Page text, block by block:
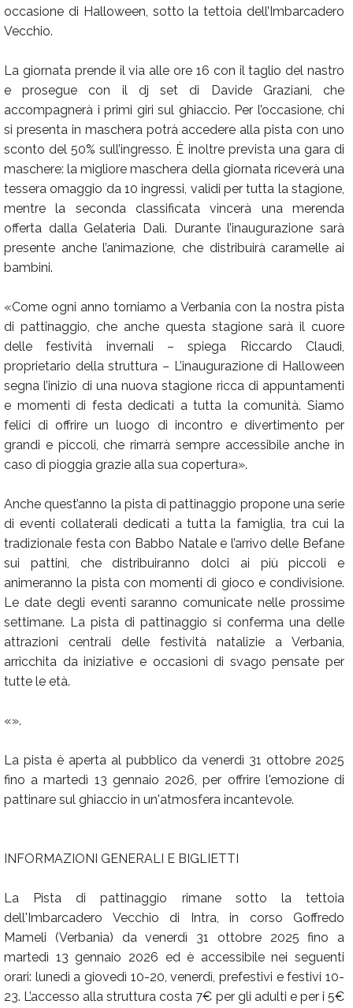
occasione di Halloween, sotto la tettoia dell’Imbarcadero
Vecchio.
La giornata prende il via alle ore 16 con il taglio del nastro
e prosegue con il dj set di Davide Graziani, che
accompagnerà i primi giri sul ghiaccio. Per l’occasione, chi
si presenta in maschera potrà accedere alla pista con uno
sconto del 50% sull’ingresso. È inoltre prevista una gara di
maschere: la migliore maschera della giornata riceverà una
tessera omaggio da 10 ingressi, validi per tutta la stagione,
mentre la seconda classificata vincerà una merenda
offerta dalla Gelateria Dalì. Durante l’inaugurazione sarà
presente anche l’animazione, che distribuirà caramelle ai
bambini.
«Come ogni anno torniamo a Verbania con la nostra pista
di pattinaggio, che anche questa stagione sarà il cuore
delle festività invernali – spiega Riccardo Claudi,
proprietario della struttura – L’inaugurazione di Halloween
segna l’inizio di una nuova stagione ricca di appuntamenti
e momenti di festa dedicati a tutta la comunità. Siamo
felici di offrire un luogo di incontro e divertimento per
grandi e piccoli, che rimarrà sempre accessibile anche in
caso di pioggia grazie alla sua copertura».
Anche quest’anno la pista di pattinaggio propone una serie
di eventi collaterali dedicati a tutta la famiglia, tra cui la
tradizionale festa con Babbo Natale e l’arrivo delle Befane
sui pattini, che distribuiranno dolci ai più piccoli e
animeranno la pista con momenti di gioco e condivisione.
Le date degli eventi saranno comunicate nelle prossime
settimane. La pista di pattinaggio si conferma una delle
attrazioni centrali delle festività natalizie a Verbania,
arricchita da iniziative e occasioni di svago pensate per
tutte le età.
«».
La pista è aperta al pubblico da venerdì 31 ottobre 2025
fino a martedì 13 gennaio 2026, per offrire l'emozione di
pattinare sul ghiaccio in un'atmosfera incantevole.
INFORMAZIONI GENERALI E BIGLIETTI
La Pista di pattinaggio rimane sotto la tettoia
dell'Imbarcadero Vecchio di Intra, in corso Goffredo
Mameli (Verbania) da venerdì 31 ottobre 2025 fino a
martedì 13 gennaio 2026 ed è accessibile nei seguenti
orari: lunedì a giovedì 10-20, venerdì, prefestivi e festivi 10-
23. L’accesso alla struttura costa 7€ per gli adulti e per i 5€